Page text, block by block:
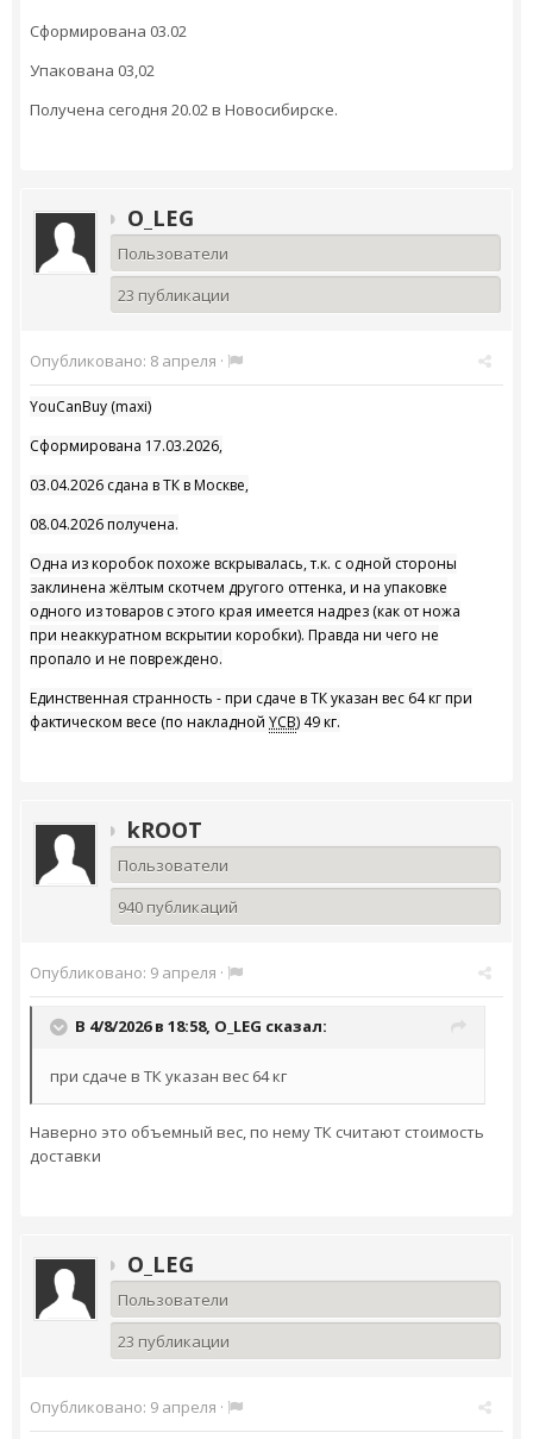
Сформирована 03.02
Упакована 03,02
Получена сегодня 20.02 в Новосибирске.
O_LEG
Пользователи
23 публикации
Опубликовано: 8 апреля ·
YouCanBuy (maxi)
Сформирована 17.03.2026,
03.04.2026 сдана в ТК в Москве,
08.04.2026 получена.
Одна из коробок похоже вскрывалась, т.к. с одной стороны
заклинена жёлтым скотчем другого оттенка, и на упаковке
одного из товаров с этого края имеется надрез (как от ножа
при неаккуратном вскрытии коробки). Правда ни чего не
пропало и не повреждено.
Единственная странность - при сдаче в ТК указан вес 64 кг при
фактическом весе (по накладной YCB) 49 кг.
kROOT
Пользователи
940 публикаций
Опубликовано: 9 апреля ·
В 4/8/2026 в 18:58, O_LEG сказал:
при сдаче в ТК указан вес 64 кг
Наверно это объемный вес, по нему ТК считают стоимость
доставки
O_LEG
Пользователи
23 публикации
Опубликовано: 9 апреля ·